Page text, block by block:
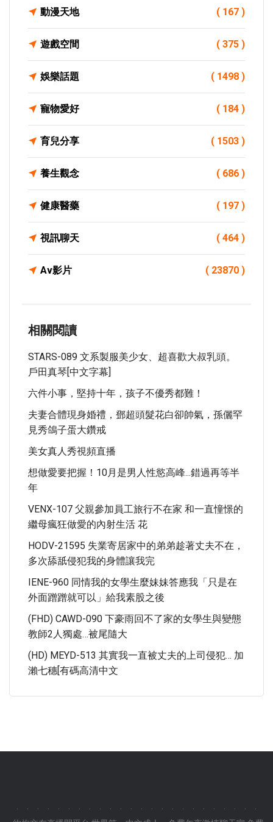
動漫天地 ( 167 )
遊戲空間 ( 375 )
娛樂話題 ( 1498 )
寵物愛好 ( 184 )
育兒分享 ( 1503 )
養生觀念 ( 686 )
健康醫藥 ( 197 )
視訊聊天 ( 464 )
Av影片 ( 23870 )
相關閱讀
STARS-089 文系製服美少女、超喜歡大叔乳頭。
戶田真琴[中文字幕]
六件小事，堅持十年，孩子不優秀都難！
夫妻合體現身婚禮，鄧超頭髮花白卻帥氣，孫儷罕
見秀鴿子蛋大鑽戒
美女真人秀視頻直播
想做愛要把握！10月是男人性慾高峰...錯過再等半
年
VENX-107 父親參加員工旅行不在家 和一直憧憬的
繼母瘋狂做愛的內射生活 花
HODV-21595 失業寄居家中的弟弟趁著丈夫不在，
多次舔舐侵犯我的身體讓我完
IENE-960 同情我的女學生麼妹妹答應我「只是在
外面蹭蹭就可以」給我素股之後
(FHD) CAWD-090 下豪雨回不了家的女學生與變態
教師2人獨處…被尾隨大
(HD) MEYD-513 其實我一直被丈夫的上司侵犯… 加
瀨七穗[有碼高清中文